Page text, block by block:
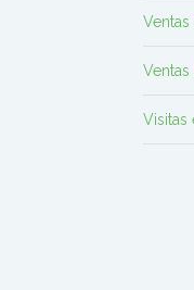
Ventas
Ventas
Visitas